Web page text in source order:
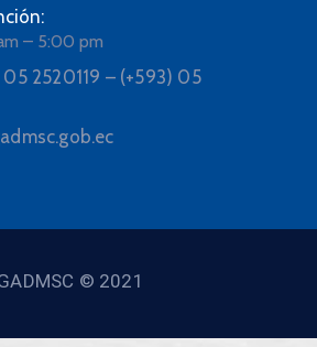
– 5:00 pm
05 2520119 – (+593) 05
© 2021